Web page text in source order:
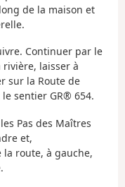
de la maison et
Continuer par le
laisser à
sur la Route de
sentier GR® 654.
Pas des Maîtres
et,
route, à gauche,